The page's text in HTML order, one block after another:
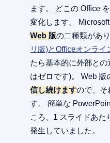
ます。 どこの Office
変化します。 Microsoft
Web 版の二種類があ
リ版)とOfficeオンライ
たら基本的に外部と
はゼロです)。 Web 版
信し続けますので、そ
す。 簡単な
ころ、1 スライドあた
発生していました。